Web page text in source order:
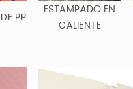
PP
ESTAMPADO EN
CALIENTE